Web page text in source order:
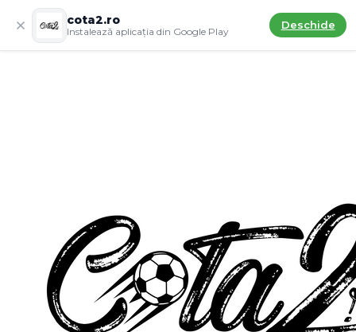
cota2.ro
Instalează aplicația din Google Play Deschide